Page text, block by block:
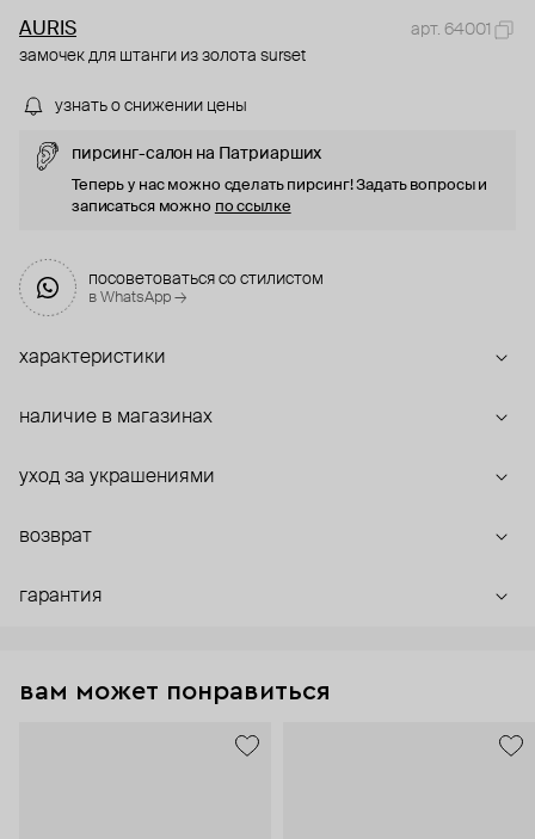
AURIS
арт. 64001
замочек для штанги из золота surset
узнать о снижении цены
пирсинг-салон на Патриарших
Теперь у нас можно сделать пирсинг! Задать вопросы и
записаться можно по ссылке
посоветоваться со стилистом
в WhatsApp →
характеристики
наличие в магазинах
уход за украшениями
возврат
гарантия
вам может понравиться